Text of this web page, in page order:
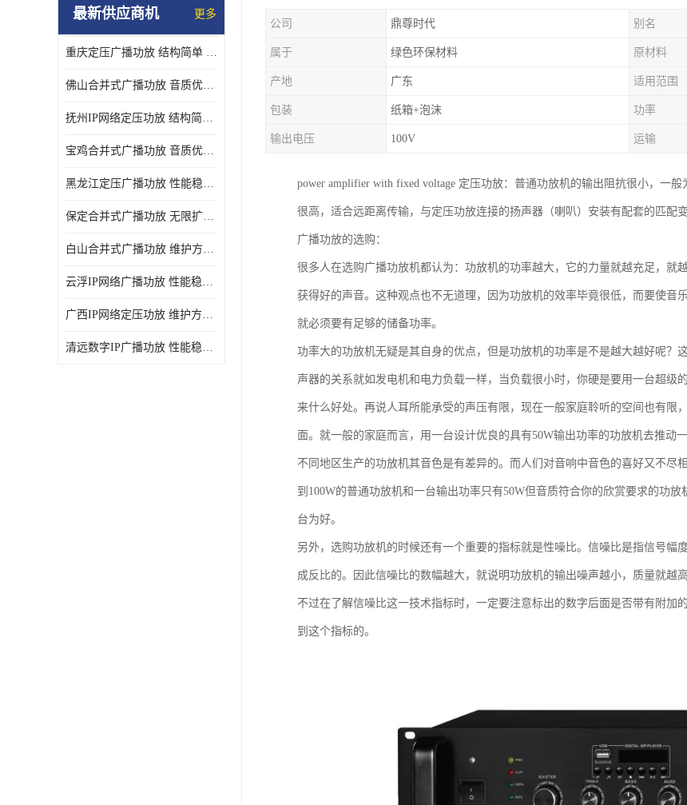
最新供应商机 更多
重庆定压广播功放 结构简单 传输距离远
佛山合并式广播功放 音质优美清晰 输出电压大 电流小
抚州IP网络定压功放 结构简单 多应用于公共场合
宝鸡合并式广播功放 音质优美清晰 维护方便
黑龙江定压广播功放 性能稳定 无限扩容
保定合并式广播功放 无限扩容 设计结构简单
白山合并式广播功放 维护方便 多应用于公共场合
云浮IP网络广播功放 性能稳定 设计结构简单
广西IP网络定压功放 维护方便 多应用于公共场合
清远数字IP广播功放 性能稳定 传输距离远
公司 鼎尊时代 别名
属于 绿色环保材料 原材料
产地 广东 适用范围
包装 纸箱+泡沫 功率
输出电压 100V 运输
power amplifier with fixed voltage 定压功放：普通功放机的输出阻抗很小，一
很高，适合远距离传输，与定压功放连接的扬声器（喇叭）安装有配套的匹配
广播功放的选购：
很多人在选购广播功放机都认为：功放机的功率越大，它的力量就越充足，就
获得好的声音。这种观点也不无道理，因为功放机的效率毕竟很低，而要使音
就必须要有足够的储备功率。
功率大的功放机无疑是其自身的优点，但是功放机的功率是不是越大越好呢？
声器的关系就如发电机和电力负载一样，当负载很小时，你硬是要用一台超级
来什么好处。再说人耳所能承受的声压有限，现在一般家庭聆听的空间也有限
面。就一般的家庭而言，用一台设计优良的具有50W输出功率的功放机去推动
不同地区生产的功放机其音色是有差异的。而人们对音响中音色的喜好又不尽
到100W的普通功放机和一台输出功率只有50W但音质符合你的欣赏要求的功
台为好。
另外，选购功放机的时候还有一个重要的指标就是性噪比。信噪比是指信号幅
成反比的。因此信噪比的数幅越大，就说明功放机的输出噪声越小，质量就越
不过在了解信噪比这一技术指标时，一定要注意标出的数字后面是否带有附加
到这个指标的。